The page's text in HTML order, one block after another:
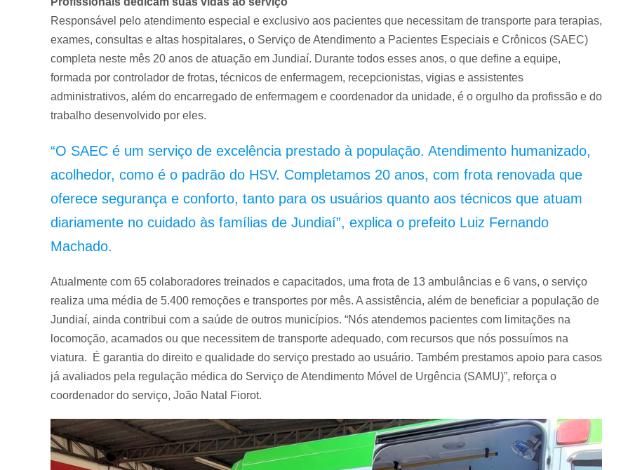
Responsável pelo atendimento especial e exclusivo aos pacientes que necessitam de transporte para terapias,
exames, consultas e altas hospitalares, o Serviço de Atendimento a Pacientes Especiais e Crônicos (SAEC)
completa neste mês 20 anos de atuação em Jundiaí. Durante todos esses anos, o que define a equipe,
formada por controlador de frotas, técnicos de enfermagem, recepcionistas, vigias e assistentes
administrativos, além do encarregado de enfermagem e coordenador da unidade, é o orgulho da profissão e do
trabalho desenvolvido por eles.
“O SAEC é um serviço de excelência prestado à população. Atendimento humanizado,
acolhedor, como é o padrão do HSV. Completamos 20 anos, com frota renovada que
oferece segurança e conforto, tanto para os usuários quanto aos técnicos que atuam
diariamente no cuidado às famílias de Jundiaí”, explica o prefeito Luiz Fernando
Machado.
Atualmente com 65 colaboradores treinados e capacitados, uma frota de 13 ambulâncias e 6 vans, o serviço
realiza uma média de 5.400 remoções e transportes por mês. A assistência, além de beneficiar a população de
Jundiaí, ainda contribui com a saúde de outros municípios. “Nós atendemos pacientes com limitações na
locomoção, acamados ou que necessitem de transporte adequado, com recursos que nós possuímos na
viatura. É garantia do direito e qualidade do serviço prestado ao usuário. Também prestamos apoio para casos
já avaliados pela regulação médica do Serviço de Atendimento Móvel de Urgência (SAMU)”, reforça o
coordenador do serviço, João Natal Fiorot.